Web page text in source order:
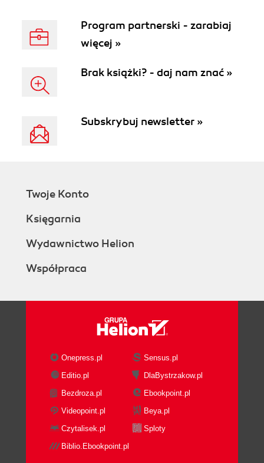
Program partnerski - zarabiaj
więcej »
Brak książki? - daj nam znać »
Subskrybuj newsletter »
Twoje Konto
Księgarnia
Wydawnictwo Helion
Współpraca
Onepress.pl
Sensus.pl
Editio.pl
DlaBystrzakow.pl
Bezdroza.pl
Ebookpoint.pl
Videopoint.pl
Beya.pl
Czytalisek.pl
Sploty
Biblio.Ebookpoint.pl